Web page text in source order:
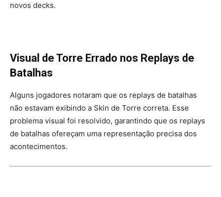
novos decks.
Visual de Torre Errado nos Replays de
Batalhas
Alguns jogadores notaram que os replays de batalhas
não estavam exibindo a Skin de Torre correta. Esse
problema visual foi resolvido, garantindo que os replays
de batalhas ofereçam uma representação precisa dos
acontecimentos.